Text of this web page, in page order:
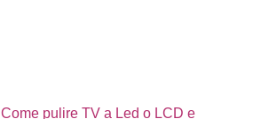
Come pulire TV a Led o LCD e